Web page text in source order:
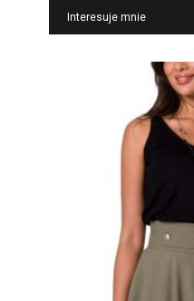
Interesuje mnie